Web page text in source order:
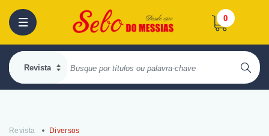
0
Revista Diversos